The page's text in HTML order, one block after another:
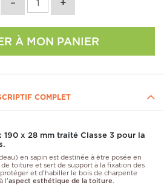
À MON PANIER
COMPLET
190 x 28 mm traité Classe 3 pour la
en sapin est destinée à être posée en
toiture et sert de support à la fixation des
et d'habiller le bois de charpente
l'aspect esthétique de la toiture.